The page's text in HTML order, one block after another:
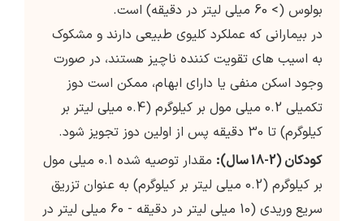
بولوس (> 60 میلی لیتر در دقیقه) است.
در بیمارانی که عملکرد کلیوی طبیعی دارند و مشکوک
به اسیب های تقویت کننده ناچیز هستند، در صورت
وجود اسکن منفی یا دارای ابهام، ممکن است دوز
تکمیلی 0.2 میلی مول بر کیلوگرم (0.4 میلی لیتر بر
کیلوگرم) تا 30 دقیقه پس از اولین دوز تجویز شود.
كودكان(2-18 سال):
مقدار توصیه شده 0.1 میلی مول
بر كیلوگرم (0.2 میلی لیتر بر كیلوگرم) به عنوان تزریق
سریع وریدی (10 میلی لیتر در دقیقه - 60 میلی لیتر در